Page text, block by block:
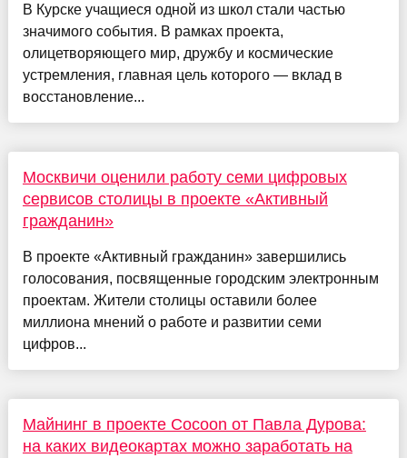
В Курске учащиеся одной из школ стали частью
значимого события. В рамках проекта,
олицетворяющего мир, дружбу и космические
устремления, главная цель которого — вклад в
восстановление...
Москвичи оценили работу семи цифровых
сервисов столицы в проекте «Активный
гражданин»
В проекте «Активный гражданин» завершились
голосования, посвященные городским электронным
проектам. Жители столицы оставили более
миллиона мнений о работе и развитии семи
цифров...
Майнинг в проекте Cocoon от Павла Дурова:
на каких видеокартах можно заработать на